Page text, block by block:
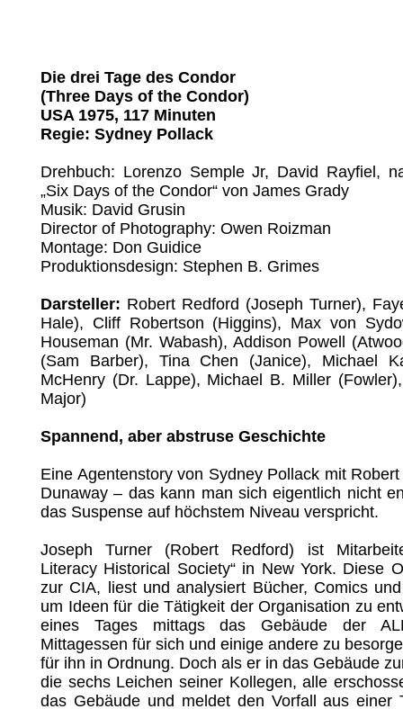
Die drei Tage des Condor
(Three Days of the Condor)
USA 1975, 117 Minuten
Regie: Sydney Pollack
Drehbuch: Lorenzo Semple Jr, David Rayfiel,
„Six Days of the Condor“ von James Grady
Musik: David Grusin
Director of Photography: Owen Roizman
Montage: Don Guidice
Produktionsdesign: Stephen B. Grimes
Darsteller: Robert Redford (Joseph Turner),
Hale), Cliff Robertson (Higgins), Max von
Houseman (Mr. Wabash), Addison Powell
(Sam Barber), Tina Chen (Janice), Michael
McHenry (Dr. Lappe), Michael B. Miller
Major)
Spannend, aber abstruse Geschichte
Eine Agentenstory von Sydney Pollack mit
Dunaway – das kann man sich eigentlich nicht
das Suspense auf höchstem Niveau verspricht.
Joseph Turner (Robert Redford) ist
Literacy Historical Society“ in New York. Diese
zur CIA, liest und analysiert Bücher, Comics
um Ideen für die Tätigkeit der Organisation zu
eines Tages mittags das Gebäude der
Mittagessen für sich und einige andere zu
für ihn in Ordnung. Doch als er in das Gebäude
die sechs Leichen seiner Kollegen, alle
das Gebäude und meldet den Vorfall aus einer